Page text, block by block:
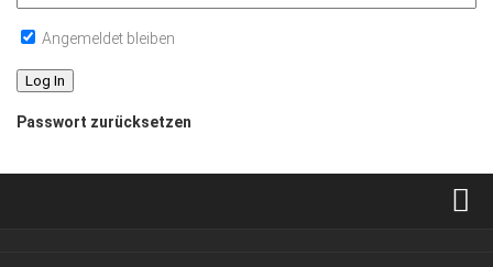
Angemeldet bleiben
Passwort zurücksetzen